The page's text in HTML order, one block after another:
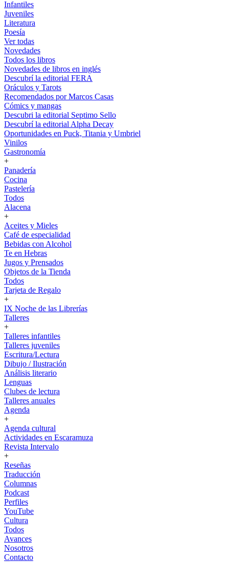
Infantiles
Juveniles
Literatura
Poesía
Ver todas
Novedades
Todos los libros
Novedades de libros en inglés
Descubrí la editorial FERA
Oráculos y Tarots
Recomendados por Marcos Casas
Cómics y mangas
Descubri la editorial Septimo Sello
Descubrí la editorial Alpha Decay
Oportunidades en Puck, Titania y Umbriel
Vinilos
Gastronomía
+
Panadería
Cocina
Pastelería
Todos
Alacena
+
Aceites y Mieles
Café de especialidad
Bebidas con Alcohol
Te en Hebras
Jugos y Prensados
Objetos de la Tienda
Todos
Tarjeta de Regalo
+
IX Noche de las Librerías
Talleres
+
Talleres infantiles
Talleres juveniles
Escritura/Lectura
Dibujo / Ilustración
Análisis literario
Lenguas
Clubes de lectura
Talleres anuales
Agenda
+
Agenda cultural
Actividades en Escaramuza
Revista Intervalo
+
Reseñas
Traducción
Columnas
Podcast
Perfiles
YouTube
Cultura
Todos
Avances
Nosotros
Contacto